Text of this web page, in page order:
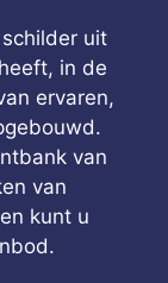
uit
in de
ervaren,
van
van
kunt u